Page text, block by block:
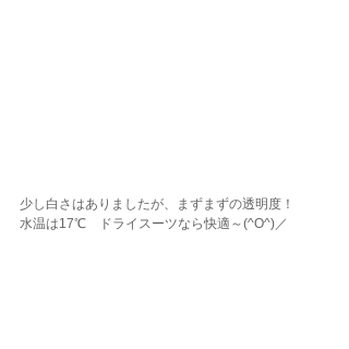
少し白さはありましたが、まずまずの透明度！
水温は17℃　ドライスーツなら快適～(^O^)／